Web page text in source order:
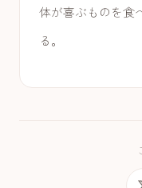
体が喜ぶものを食
る。